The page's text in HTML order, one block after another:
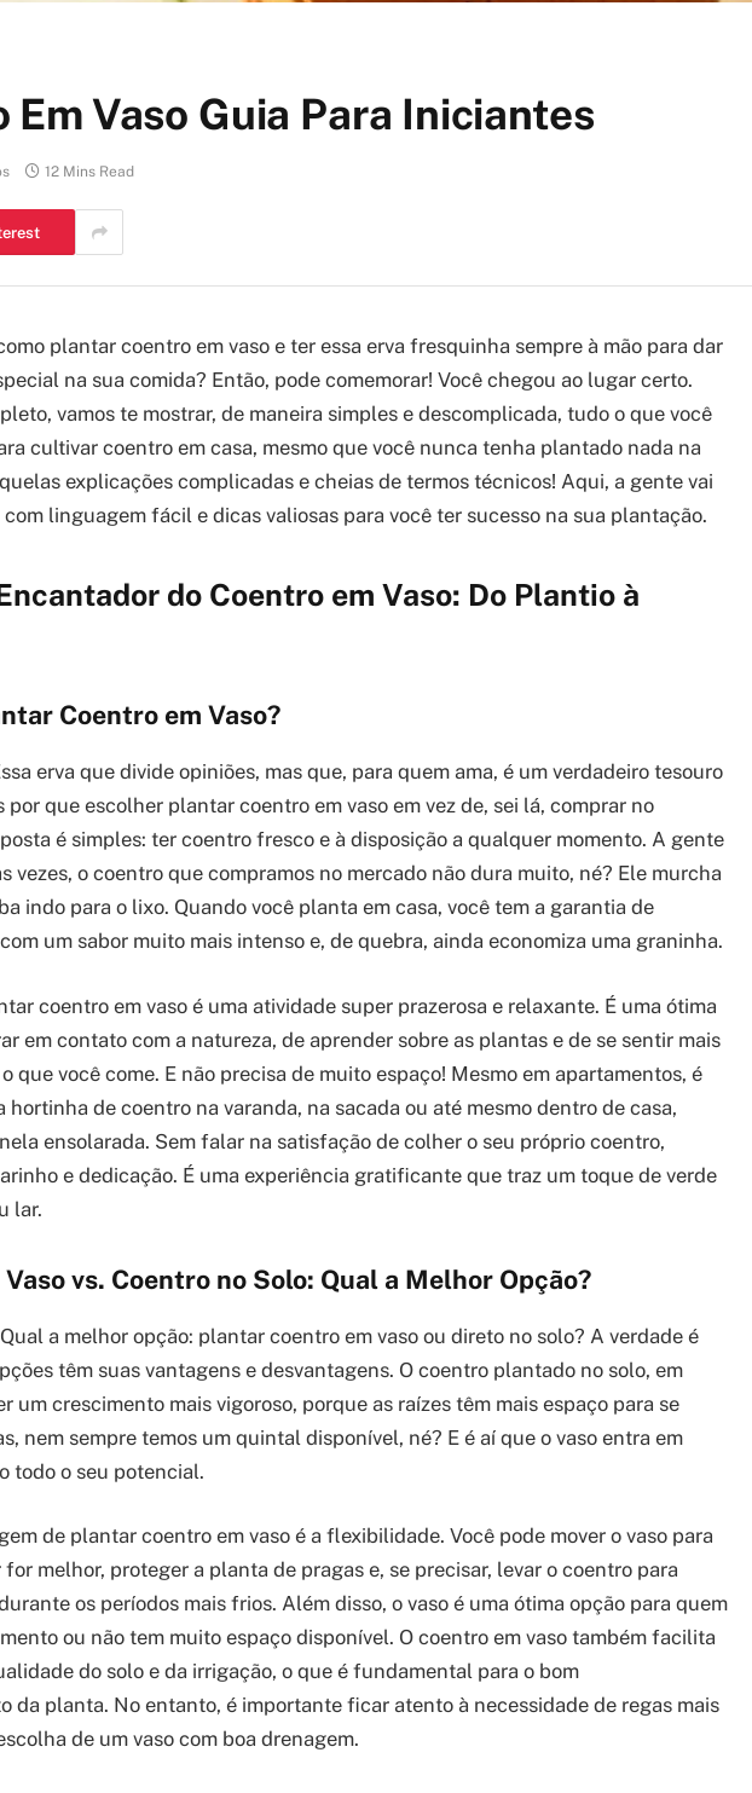
Vaso Guia Para Iniciantes
12 Mins Read
plantar coentro em vaso e ter essa erva fresquinha sempre à mão para dar
na sua comida? Então, pode comemorar! Você chegou ao lugar certo.
vamos te mostrar, de maneira simples e descomplicada, tudo o que você
cultivar coentro em casa, mesmo que você nunca tenha plantado nada na
explicações complicadas e cheias de termos técnicos! Aqui, a gente vai
linguagem fácil e dicas valiosas para você ter sucesso na sua plantação.
do Coentro em Vaso: Do Plantio à
Coentro em Vaso?
erva que divide opiniões, mas que, para quem ama, é um verdadeiro tesouro
por que escolher plantar coentro em vaso em vez de, sei lá, comprar no
é simples: ter coentro fresco e à disposição a qualquer momento. A gente
vezes, o coentro que compramos no mercado não dura muito, né? Ele murcha
indo para o lixo. Quando você planta em casa, você tem a garantia de
um sabor muito mais intenso e, de quebra, ainda economiza uma graninha.
coentro em vaso é uma atividade super prazerosa e relaxante. É uma ótima
em contato com a natureza, de aprender sobre as plantas e de se sentir mais
que você come. E não precisa de muito espaço! Mesmo em apartamentos, é
hortinha de coentro na varanda, na sacada ou até mesmo dentro de casa,
ensolarada. Sem falar na satisfação de colher o seu próprio coentro,
e dedicação. É uma experiência gratificante que traz um toque de verde
lar.
vs. Coentro no Solo: Qual a Melhor Opção?
a melhor opção: plantar coentro em vaso ou direto no solo? A verdade é
têm suas vantagens e desvantagens. O coentro plantado no solo, em
um crescimento mais vigoroso, porque as raízes têm mais espaço para se
nem sempre temos um quintal disponível, né? E é aí que o vaso entra em
todo o seu potencial.
de plantar coentro em vaso é a flexibilidade. Você pode mover o vaso para
melhor, proteger a planta de pragas e, se precisar, levar o coentro para
os períodos mais frios. Além disso, o vaso é uma ótima opção para quem
ou não tem muito espaço disponível. O coentro em vaso também facilita
do solo e da irrigação, o que é fundamental para o bom
da planta. No entanto, é importante ficar atento à necessidade de regas mais
de um vaso com boa drenagem.